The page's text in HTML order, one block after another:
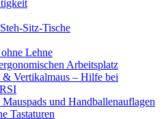
Sitz-Tische
Lehne
Arbeitsplatz
& Vertikalmaus – Hilfe bei
und Handballenauflagen
Tastaturen